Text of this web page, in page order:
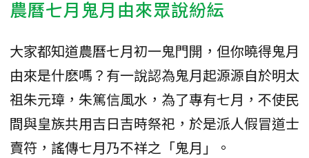
農曆七月鬼月由來眾說紛紜
大家都知道農曆七月初一鬼門開，但你曉得鬼月
由來是什麽嗎？有一說認為鬼月起源源自於明太
祖朱元璋，朱篤信風水，為了專有七月，不使民
間與皇族共用吉日吉時祭祀，於是派人假冒道士
賣符，謠傳七月乃不祥之「鬼月」。